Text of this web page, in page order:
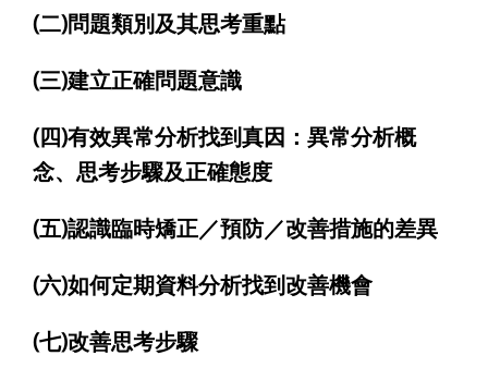
(二)問題類別及其思考重點
(三)建立正確問題意識
(四)有效異常分析找到真因：異常分析概
念、思考步驟及正確態度
(五)認識臨時矯正／預防／改善措施的差異
(六)如何定期資料分析找到改善機會
(七)改善思考步驟